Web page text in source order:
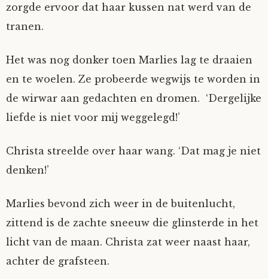
zorgde ervoor dat haar kussen nat werd van de
tranen.
Het was nog donker toen Marlies lag te draaien
en te woelen. Ze probeerde wegwijs te worden in
de wirwar aan gedachten en dromen. ‘Dergelijke
liefde is niet voor mij weggelegd!’
Christa streelde over haar wang. ‘Dat mag je niet
denken!’
Marlies bevond zich weer in de buitenlucht,
zittend is de zachte sneeuw die glinsterde in het
licht van de maan. Christa zat weer naast haar,
achter de grafsteen.